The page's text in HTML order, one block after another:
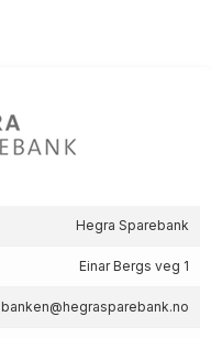
Hegra Sparebank
Einar Bergs veg 1
banken@hegrasparebank.no